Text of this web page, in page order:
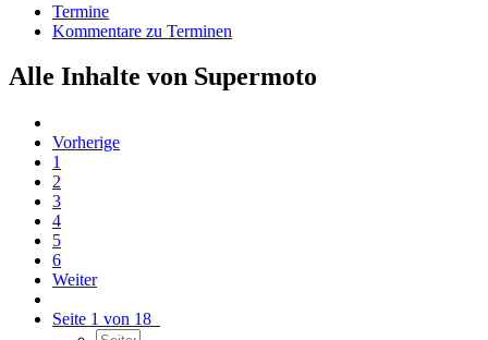
Termine
Kommentare zu Terminen
Alle Inhalte von Supermoto
Vorherige
1
2
3
4
5
6
Weiter
Seite 1 von 18